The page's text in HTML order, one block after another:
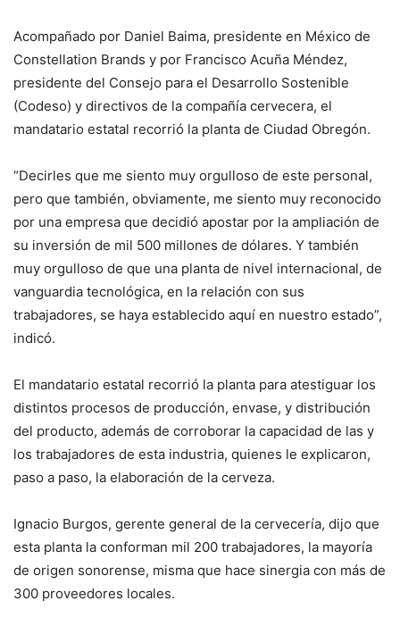
Acompañado por Daniel Baima, presidente en México de
Constellation Brands y por Francisco Acuña Méndez,
presidente del Consejo para el Desarrollo Sostenible
(Codeso) y directivos de la compañía cervecera, el
mandatario estatal recorrió la planta de Ciudad Obregón.
“Decirles que me siento muy orgulloso de este personal,
pero que también, obviamente, me siento muy reconocido
por una empresa que decidió apostar por la ampliación de
su inversión de mil 500 millones de dólares. Y también
muy orgulloso de que una planta de nivel internacional, de
vanguardia tecnológica, en la relación con sus
trabajadores, se haya establecido aquí en nuestro estado”,
indicó.
El mandatario estatal recorrió la planta para atestiguar los
distintos procesos de producción, envase, y distribución
del producto, además de corroborar la capacidad de las y
los trabajadores de esta industria, quienes le explicaron,
paso a paso, la elaboración de la cerveza.
Ignacio Burgos, gerente general de la cervecería, dijo que
esta planta la conforman mil 200 trabajadores, la mayoría
de origen sonorense, misma que hace sinergia con más de
300 proveedores locales.